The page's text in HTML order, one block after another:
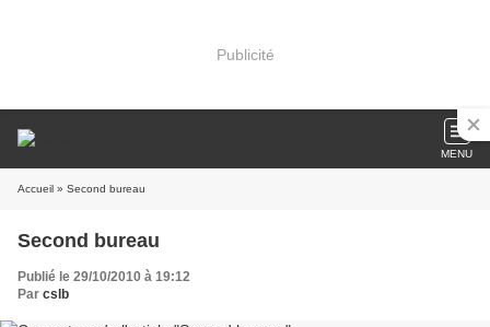
Publicité
MENU
Accueil » Second bureau
Second bureau
Publié le 29/10/2010 à 19:12
Par cslb